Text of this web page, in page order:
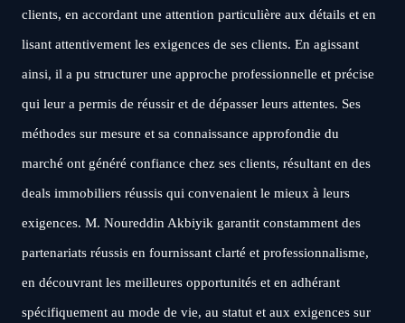
clients, en accordant une attention particulière aux détails et en
lisant attentivement les exigences de ses clients. En agissant
ainsi, il a pu structurer une approche professionnelle et précise
qui leur a permis de réussir et de dépasser leurs attentes. Ses
méthodes sur mesure et sa connaissance approfondie du
marché ont généré confiance chez ses clients, résultant en des
deals immobiliers réussis qui convenaient le mieux à leurs
exigences. M. Noureddin Akbiyik garantit constamment des
partenariats réussis en fournissant clarté et professionnalisme,
en découvrant les meilleures opportunités et en adhérant
spécifiquement au mode de vie, au statut et aux exigences sur